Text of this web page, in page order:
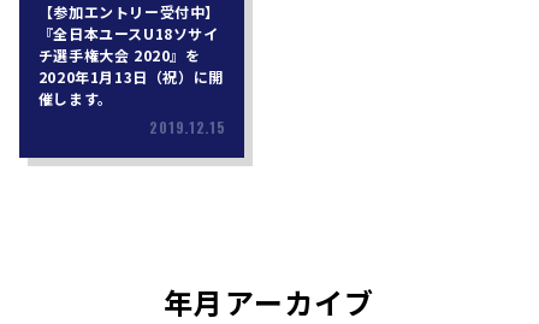
【参加エントリー受付中】
『全日本ユースU18ソサイ
チ選手権大会 2020』を
2020年1月13日（祝）に開
催します。
2019.12.15
年月アーカイブ